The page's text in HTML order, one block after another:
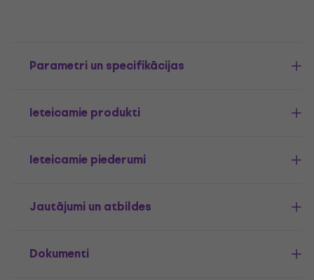
Parametri un specifikācijas
Ieteicamie produkti
Ieteicamie piederumi
Jautājumi un atbildes
Dokumenti